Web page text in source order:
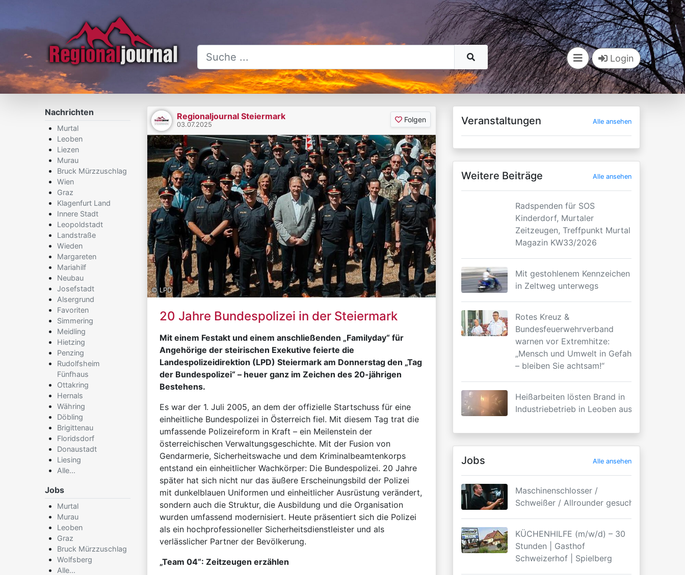
Login
Nachrichten
Murtal
Leoben
Liezen
Murau
Bruck Mürzzuschlag
Wien
Graz
Klagenfurt Land
Innere Stadt
Leopoldstadt
Landstraße
Wieden
Margareten
Mariahilf
Neubau
Josefstadt
Alsergrund
Favoriten
Simmering
Meidling
Hietzing
Penzing
Rudolfsheim
Fünfhaus
Ottakring
Hernals
Währing
Döbling
Brigittenau
Floridsdorf
Donaustadt
Liesing
Alle...
Jobs
Murtal
Murau
Leoben
Graz
Bruck Mürzzuschlag
Wolfsberg
Alle...
Regionaljournal Steiermark
03.07.2025
Folgen
© LPD
20 Jahre Bundespolizei in der Steiermark
Mit einem Festakt und einem anschließenden „Familyday“ für
Angehörige der steirischen Exekutive feierte die
Landespolizeidirektion (LPD) Steiermark am Donnerstag den „Tag
der Bundespolizei“ – heuer ganz im Zeichen des 20-jährigen
Bestehens.
Es war der 1. Juli 2005, an dem der offizielle Startschuss für eine
einheitliche Bundespolizei in Österreich fiel. Mit diesem Tag trat die
umfassende Polizeireform in Kraft – ein Meilenstein der
österreichischen Verwaltungsgeschichte. Mit der Fusion von
Gendarmerie, Sicherheitswache und dem Kriminalbeamtenkorps
entstand ein einheitlicher Wachkörper: Die Bundespolizei. 20 Jahre
später hat sich nicht nur das äußere Erscheinungsbild der Polizei
mit dunkelblauen Uniformen und einheitlicher Ausrüstung verändert,
sondern auch die Struktur, die Ausbildung und die Organisation
wurden umfassend modernisiert. Heute präsentiert sich die Polizei
als ein hochprofessioneller Sicherheitsdienstleister und als
verlässlicher Partner der Bevölkerung.
„Team 04“: Zeitzeugen erzählen
Veranstaltungen Alle ansehen
Weitere Beiträge Alle ansehen
Radspenden für SOS
Kinderdorf, Murtaler
Zeitzeugen, Treffpunkt Murtal
Magazin KW33/2026
Mit gestohlenem Kennzeichen
in Zeltweg unterwegs
Rotes Kreuz &
Bundesfeuerwehrverband
warnen vor Extremhitze:
„Mensch und Umwelt in Gefahr
– bleiben Sie achtsam!“
Heißarbeiten lösten Brand in
Industriebetrieb in Leoben aus
Jobs Alle ansehen
Maschinenschlosser /
Schweißer / Allrounder gesucht
KÜCHENHILFE (m/w/d) – 30
Stunden | Gasthof
Schweizerhof | Spielberg